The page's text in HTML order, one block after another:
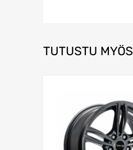
TUTUSTU MYÖS